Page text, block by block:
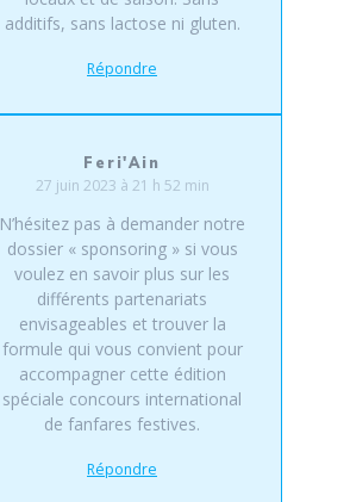
additifs, sans lactose ni gluten.
Répondre
Feri'Ain
27 juin 2023 à 21 h 52 min
N’hésitez pas à demander notre
dossier « sponsoring » si vous
voulez en savoir plus sur les
différents partenariats
envisageables et trouver la
formule qui vous convient pour
accompagner cette édition
spéciale concours international
de fanfares festives.
Répondre